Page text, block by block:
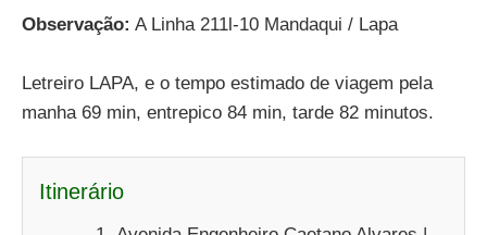
Observação: A Linha 211l-10 Mandaqui / Lapa
Letreiro LAPA, e o tempo estimado de viagem pela
manha 69 min, entrepico 84 min, tarde 82 minutos.
Itinerário